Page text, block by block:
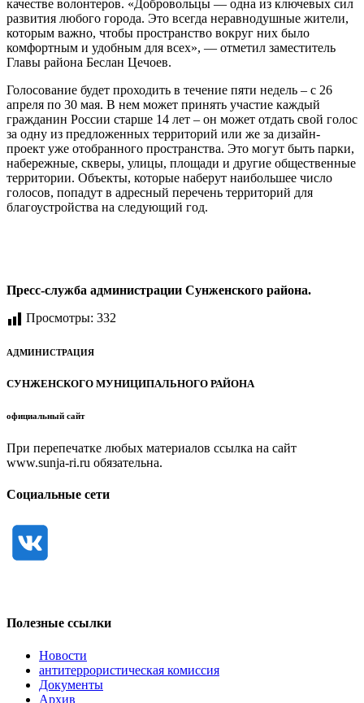
качестве волонтеров. «Добровольцы — одна из ключевых сил
развития любого города. Это всегда неравнодушные жители,
которым важно, чтобы пространство вокруг них было
комфортным и удобным для всех», — отметил заместитель
Главы района Беслан Цечоев.
Голосование будет проходить в течение пяти недель – с 26
апреля по 30 мая. В нем может принять участие каждый
гражданин России старше 14 лет – он может отдать свой голос
за одну из предложенных территорий или же за дизайн-
проект уже отобранного пространства. Это могут быть парки,
набережные, скверы, улицы, площади и другие общественные
территории. Объекты, которые наберут наибольшее число
голосов, попадут в адресный перечень территорий для
благоустройства на следующий год.
Пресс-служба администрации Сунженского района.
Просмотры: 332
АДМИНИСТРАЦИЯ
СУНЖЕНСКОГО МУНИЦИПАЛЬНОГО РАЙОНА
официальный сайт
При перепечатке любых материалов ссылка на сайт
www.sunja-ri.ru обязательна.
Социальные сети
Полезные ссылки
Новости
антитеррористическая комиссия
Документы
Архив